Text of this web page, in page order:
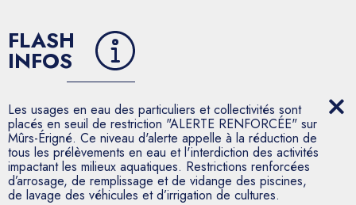
FLASH
INFOS
Les usages en eau des particuliers et collectivités sont
placés en seuil de restriction "ALERTE RENFORCÉE" sur
Mûrs-Érigné. Ce niveau d'alerte appelle à la réduction de
tous les prélèvements en eau et l'interdiction des activités
impactant les milieux aquatiques. Restrictions renforcées
d’arrosage, de remplissage et de vidange des piscines,
de lavage des véhicules et d’irrigation de cultures.